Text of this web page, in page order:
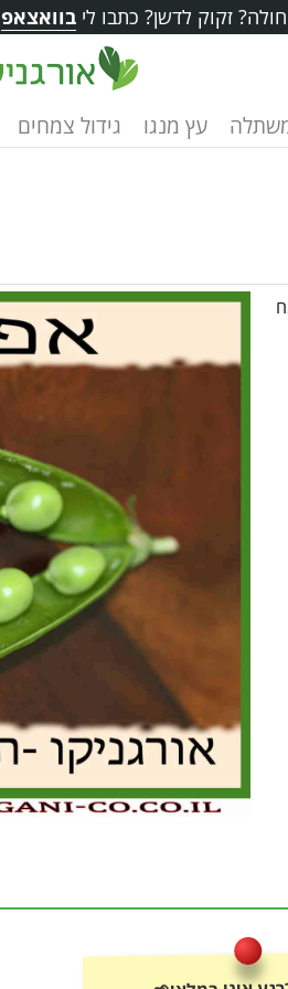
זקוק לדשן? כתבו לי בוואצאפ
עץ מנגו גידול צמחים